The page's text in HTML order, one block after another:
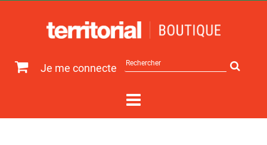
Je me connecte
sur